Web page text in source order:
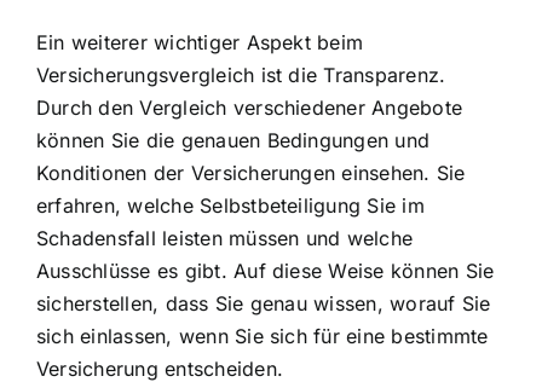
Ein weiterer wichtiger Aspekt beim
Versicherungsvergleich ist die Transparenz.
Durch den Vergleich verschiedener Angebote
können Sie die genauen Bedingungen und
Konditionen der Versicherungen einsehen. Sie
erfahren, welche Selbstbeteiligung Sie im
Schadensfall leisten müssen und welche
Ausschlüsse es gibt. Auf diese Weise können Sie
sicherstellen, dass Sie genau wissen, worauf Sie
sich einlassen, wenn Sie sich für eine bestimmte
Versicherung entscheiden.